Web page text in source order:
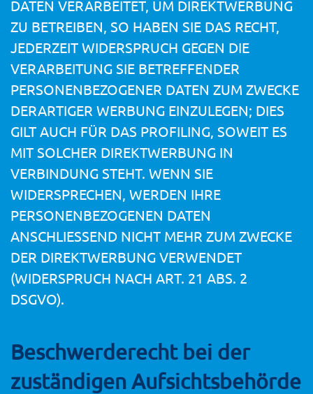
DATEN VERARBEITET, UM DIREKTWERBUNG
ZU BETREIBEN, SO HABEN SIE DAS RECHT,
JEDERZEIT WIDERSPRUCH GEGEN DIE
VERARBEITUNG SIE BETREFFENDER
PERSONENBEZOGENER DATEN ZUM ZWECKE
DERARTIGER WERBUNG EINZULEGEN; DIES
GILT AUCH FÜR DAS PROFILING, SOWEIT ES
MIT SOLCHER DIREKTWERBUNG IN
VERBINDUNG STEHT. WENN SIE
WIDERSPRECHEN, WERDEN IHRE
PERSONENBEZOGENEN DATEN
ANSCHLIESSEND NICHT MEHR ZUM ZWECKE
DER DIREKTWERBUNG VERWENDET
(WIDERSPRUCH NACH ART. 21 ABS. 2
DSGVO).
Beschwerde­recht bei der
zuständigen Aufsichts­behörde